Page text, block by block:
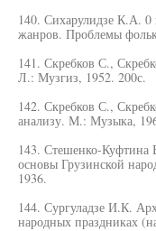
140. Сихарулидзе К.А. 0
жанров. Проблемы
141. Скребков С.,
Л.: Музгиз, 1952. 200с.
142. Скребков С.,
анализу. М.: Музыка,
143. Стешенко-
основы Грузинской
1936.
144. Сургуладзе И.К.
народных праздниках